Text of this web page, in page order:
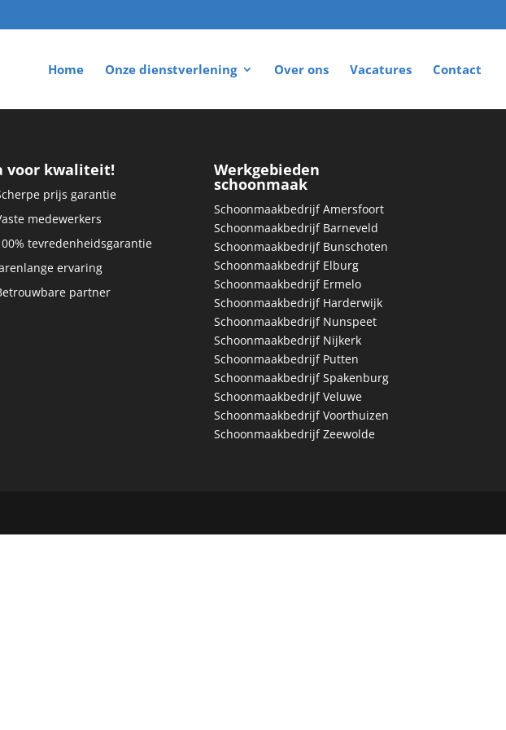
Home Onze dienstverlening Over ons Vacatures Contact
voor kwaliteit!
prijs garantie
medewerkers
tevredenheidsgarantie
ervaring
partner
Werkgebieden
schoonmaak
Schoonmaakbedrijf Amersfoort
Schoonmaakbedrijf Barneveld
Schoonmaakbedrijf Bunschoten
Schoonmaakbedrijf Elburg
Schoonmaakbedrijf Ermelo
Schoonmaakbedrijf Harderwijk
Schoonmaakbedrijf Nunspeet
Schoonmaakbedrijf Nijkerk
Schoonmaakbedrijf Putten
Schoonmaakbedrijf Spakenburg
Schoonmaakbedrijf Veluwe
Schoonmaakbedrijf Voorthuizen
Schoonmaakbedrijf Zeewolde